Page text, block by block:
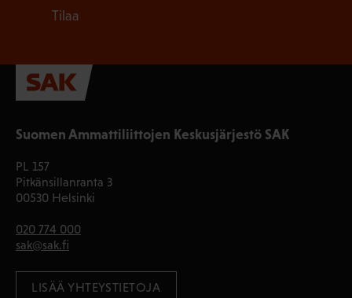
Suomen Ammattiliittojen Keskusjärjestö SAK
PL 157
Pitkänsillanranta 3
00530 Helsinki
020 774 000
sak@sak.fi
LISÄÄ YHTEYSTIETOJA
Tilaa